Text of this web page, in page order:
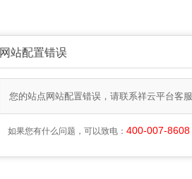
网站配置错误
您的站点网站配置错误，请联系祥云平台客
如果您有什么问题，可以致电： 400-007-8608